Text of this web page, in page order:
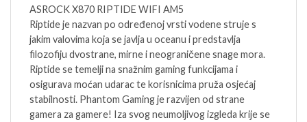
ASROCK X870 RIPTIDE WIFI AM5
Riptide je nazvan po određenoj vrsti vodene struje s
jakim valovima koja se javlja u oceanu i predstavlja
filozofiju dvostrane, mirne i neograničene snage mora.
Riptide se temelji na snažnim gaming funkcijama i
osigurava moćan udarac te korisnicima pruža osjećaj
stabilnosti. Phantom Gaming je razvijen od strane
gamera za gamere! Iza svog neumoljivog izgleda krije se